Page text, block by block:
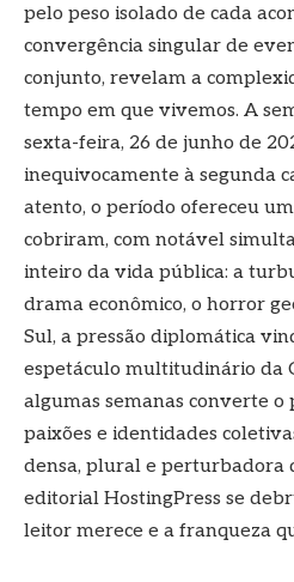
pelo peso isolado de cada
convergência singular de
conjunto, revelam a
tempo em que vivemos. A
sexta-feira, 26 de junho de
inequivocamente à segunda
atento, o período ofereceu
cobriram, com notável
inteiro da vida pública: a
drama econômico, o horror
Sul, a pressão diplomática
espetáculo multitudinário da
algumas semanas converte
paixões e identidades
densa, plural e perturbadora
editorial HostingPress se
leitor merece e a franqueza